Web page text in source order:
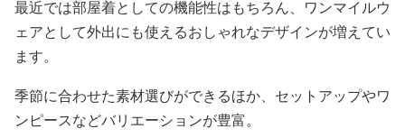
最近では部屋着としての機能性はもちろん、ワンマイルウ
ェアとして外出にも使えるおしゃれなデザインが増えてい
ます。
季節に合わせた素材選びができるほか、セットアップやワ
ンピースなどバリエーションが豊富。